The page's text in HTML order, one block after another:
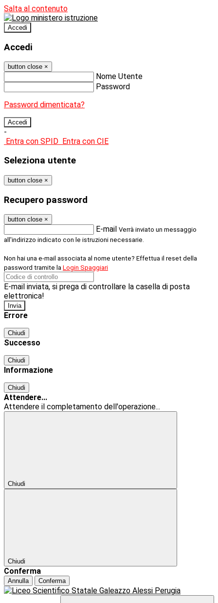
Salta al contenuto
Accedi
Accedi
button close ×
Nome Utente
Password
Password dimenticata?
-
Entra con SPID Entra con CIE
Seleziona utente
button close ×
Recupero password
button close ×
E-mail Verrà inviato un messaggio
all'indirizzo indicato con le istruzioni necessarie.
Non hai una e-mail associata al nome utente? Effettua il reset della
password tramite la Login Spaggiari
E-mail inviata, si prega di controllare la casella di posta
elettronica!
Errore
Chiudi
Successo
Chiudi
Informazione
Chiudi
Attendere...
Attendere il completamento dell'operazione...
Chiudi
Chiudi
Conferma
Annulla Conferma